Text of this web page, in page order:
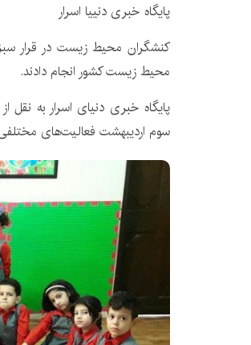
پایگاه خبری دنییا اسرار
کنشگران محیط زیست در قرار
محیط زیست کشور انجام دادند.
پایگاه خبری دنیای اسرار به
سوم اردیبهشت فعالیت‌های